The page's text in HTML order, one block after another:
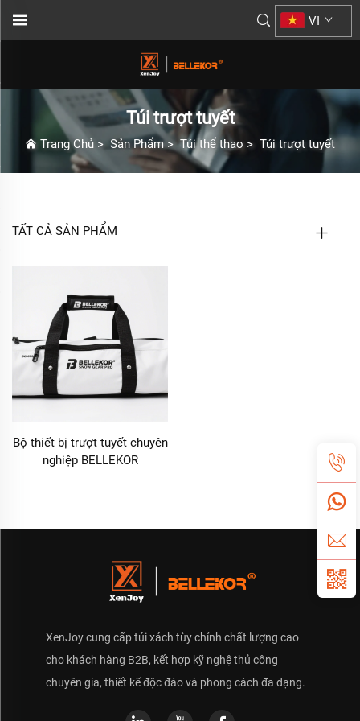
VI
Túi trượt tuyết
Trang Chủ >Sản Phẩm >Túi thể thao > Túi trượt tuyết
TẤT CẢ SẢN PHẨM
Bộ thiết bị trượt tuyết chuyên
nghiệp BELLEKOR
XenJoy cung cấp túi xách tùy chỉnh chất lượng cao
cho khách hàng B2B, kết hợp kỹ nghệ thủ công
chuyên gia, thiết kế độc đáo và phong cách đa dạng.